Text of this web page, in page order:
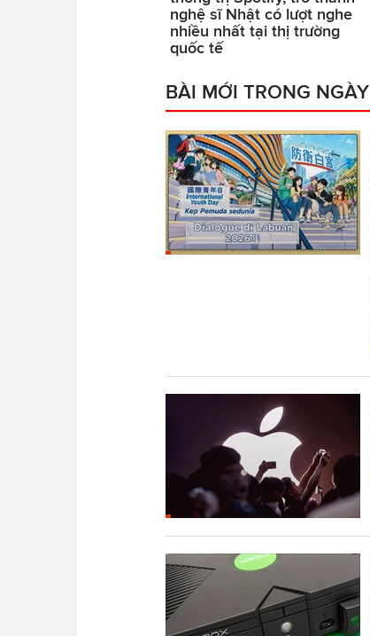
nghệ sĩ Nhật có lượt nghe
nhiều nhất tại thị trường
quốc tế
BÀI MỚI TRONG NGÀY